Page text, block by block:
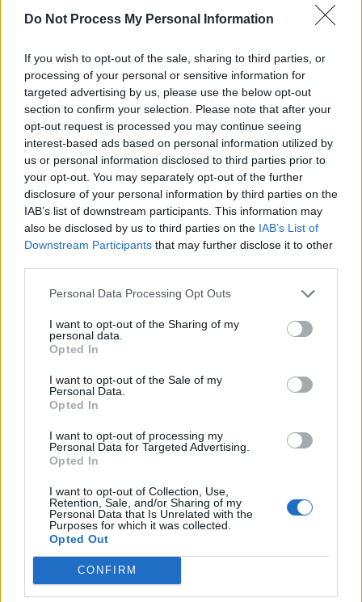
Do Not Process My Personal Information
If you wish to opt-out of the sale, sharing to third parties, or
processing of your personal or sensitive information for
targeted advertising by us, please use the below opt-out
section to confirm your selection. Please note that after your
opt-out request is processed you may continue seeing
interest-based ads based on personal information utilized by
us or personal information disclosed to third parties prior to
your opt-out. You may separately opt-out of the further
disclosure of your personal information by third parties on the
IAB’s list of downstream participants. This information may
also be disclosed by us to third parties on the IAB’s List of
Downstream Participants that may further disclose it to other
Personal Data Processing Opt Outs
I want to opt-out of the Sharing of my
personal data.
Opted In
I want to opt-out of the Sale of my
Personal Data.
Opted In
I want to opt-out of processing my
Personal Data for Targeted Advertising.
Opted In
I want to opt-out of Collection, Use,
Retention, Sale, and/or Sharing of my
Personal Data that Is Unrelated with the
Purposes for which it was collected.
Opted Out
CONFIRM
Rechercher
Rechercher
Articles récents
Elon Musk nuirait gravement à Tesla selon une
étude européenne
Autonomie électrique : ce que vous devez
Pourquoi le bouton start/stop disparaît des voitures
électriques
bataille juridique imminente
Denza Z9S : la voiture électrique qui atteint 1100
Commentaires récents
Aucun commentaire à afficher.